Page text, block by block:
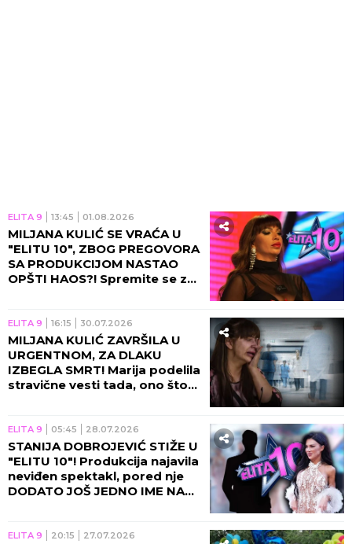
ELITA 9 13:45 01.08.2026
MILJANA KULIĆ SE VRAĆA U
"ELITU 10", ZBOG PREGOVORA
SA PRODUKCIJOM NASTAO
OPŠTI HAOS?! Spremite se za
ELITA 9 16:15 30.07.2026
MILJANA KULIĆ ZAVRŠILA U
URGENTNOM, ZA DLAKU
IZBEGLA SMRT! Marija podelila
stravične vesti tada, ono što
ELITA 9 05:45 28.07.2026
STANIJA DOBROJEVIĆ STIŽE U
"ELITU 10"! Produkcija najavila
neviđen spektakl, pored nje
DODATO JOŠ JEDNO IME NA
ELITA 9 20:15 27.07.2026